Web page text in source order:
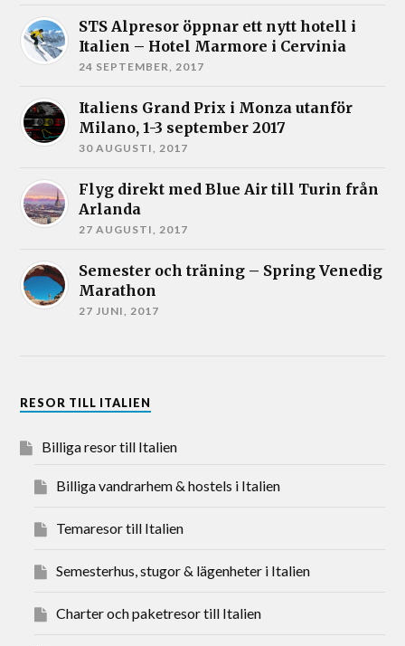
STS Alpresor öppnar ett nytt hotell i
Italien – Hotel Marmore i Cervinia
24 SEPTEMBER, 2017
Italiens Grand Prix i Monza utanför
Milano, 1-3 september 2017
30 AUGUSTI, 2017
Flyg direkt med Blue Air till Turin från
Arlanda
27 AUGUSTI, 2017
Semester och träning – Spring Venedig
Marathon
27 JUNI, 2017
RESOR TILL ITALIEN
Billiga resor till Italien
Billiga vandrarhem & hostels i Italien
Temaresor till Italien
Semesterhus, stugor & lägenheter i Italien
Charter och paketresor till Italien